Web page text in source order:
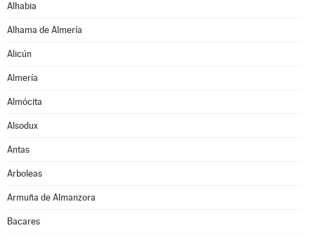
Alhabia
Alhama de Almería
Alicún
Almería
Almócita
Alsodux
Antas
Arboleas
Armuña de Almanzora
Bacares